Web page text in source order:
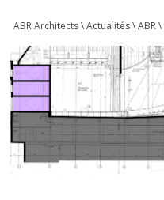
ABR Architects\Actualités\ABR\